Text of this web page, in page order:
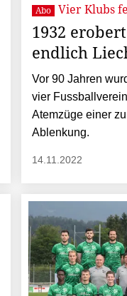
Abo Vier Klubs
1932
endlich
Vor 90 Jahren
vier
Atemzüge einer
Ablenkung.
14.11.2022